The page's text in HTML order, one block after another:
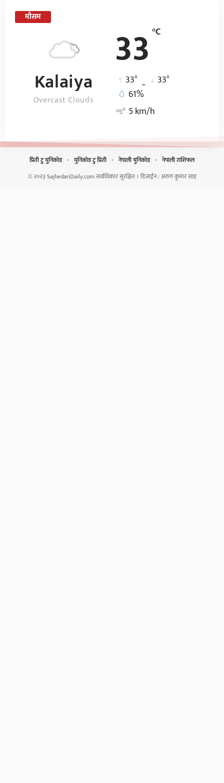
मौसम
33 °C
Kalaiya
Overcast Clouds
33° 33°
61%
5 km/h
© २०२३ SajhedariDaily.com सर्वाधिकार सुरक्षित । डिजाईन : अरुण कुमार साह
प्रिती टु युनिकोड युनिकोड टु प्रिती नेपाली युनिकोड नेपाली राशिफल